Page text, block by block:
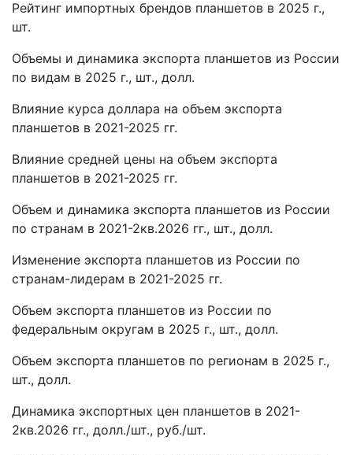
Рейтинг импортных брендов планшетов в 2025 г.,
шт.
Объемы и динамика экспорта планшетов из России
по видам в 2025 г., шт., долл.
Влияние курса доллара на объем экспорта
планшетов в 2021-2025 гг.
Влияние средней цены на объем экспорта
планшетов в 2021-2025 гг.
Объем и динамика экспорта планшетов из России
по странам в 2021-2кв.2026 гг., шт., долл.
Изменение экспорта планшетов из России по
странам-лидерам в 2021-2025 гг.
Объем экспорта планшетов из России по
федеральным округам в 2025 г., шт., долл.
Объем экспорта планшетов по регионам в 2025 г.,
шт., долл.
Динамика экспортных цен планшетов в 2021-
2кв.2026 гг., долл./шт., руб./шт.